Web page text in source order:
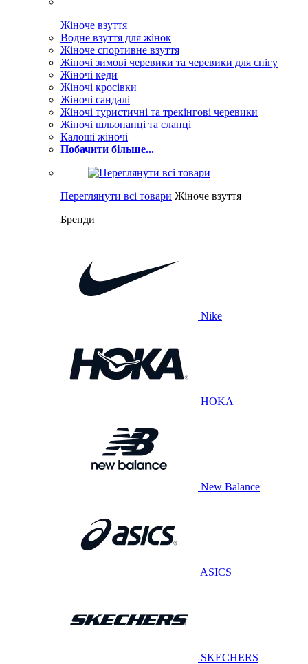
Жіноче взуття
Водне взуття для жінок
Жіноче спортивне взуття
Жіночі зимові черевики та черевики для снігу
Жіночі кеди
Жіночі кросівки
Жіночі сандалі
Жіночі туристичні та трекінгові черевики
Жіночі шльопанці та сланці
Калоші жіночі
Побачити більше...
Переглянути всі товари Жіноче взуття
Бренди
Nike
HOKA
New Balance
ASICS
SKECHERS